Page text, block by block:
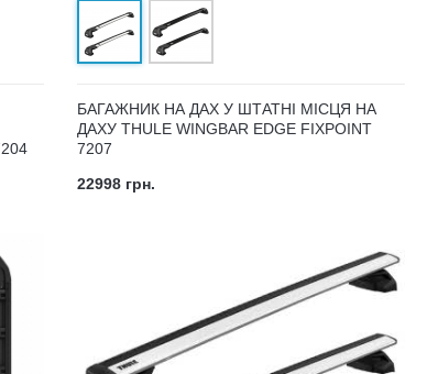
БАГАЖНИК НА ДАХ У ШТАТНІ МІСЦЯ НА
ДАХУ THULE WINGBAR EDGE FIXPOINT
7207
22998 грн.